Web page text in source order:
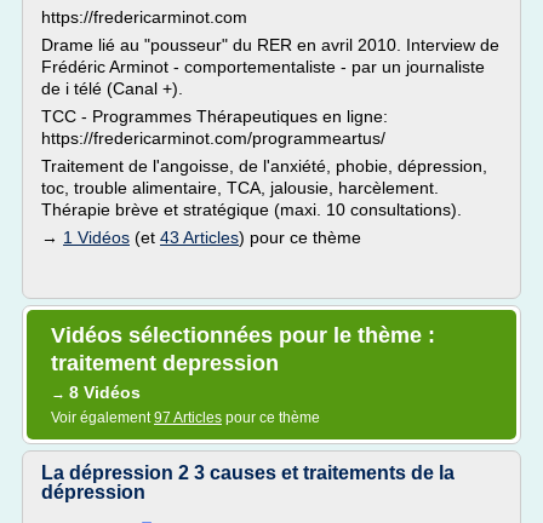
https://fredericarminot.com
Drame lié au "pousseur" du RER en avril 2010. Interview de
Frédéric Arminot - comportementaliste - par un journaliste
de i télé (Canal +).
TCC - Programmes Thérapeutiques en ligne:
https://fredericarminot.com/programmeartus/
Traitement de l'angoisse, de l'anxiété, phobie, dépression,
toc, trouble alimentaire, TCA, jalousie, harcèlement.
Thérapie brève et stratégique (maxi. 10 consultations).
→ 1 Vidéos (et 43 Articles) pour ce thème
Vidéos sélectionnées pour le thème :
traitement depression
→ 8 Vidéos
Voir également97 Articles pour ce thème
La dépression 2 3 causes et traitements de la
dépression